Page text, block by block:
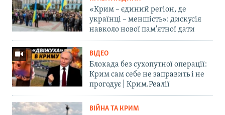
«Крим – єдиний регіон, де
українці – меншість»: дискусія
навколо нової пам'ятної дати
ВІДЕО
Блокада без сухопутної операції:
Крим сам себе не заправить і не
прогодує | Крим.Реалії
ВІЙНА ТА КРИМ